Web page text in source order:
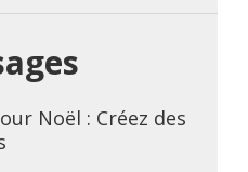
Noël : Créez des